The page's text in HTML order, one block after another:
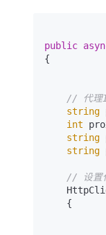
public
{
// 代理
string
int
string
string
// 设置